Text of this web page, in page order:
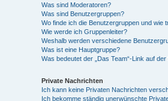
Was sind Moderatoren?
Was sind Benutzergruppen?
Wo finde ich die Benutzergruppen und wie
Wie werde ich Gruppenleiter?
Weshalb werden verschiedene
Was ist eine Hauptgruppe?
Was bedeutet der „Das Team“-Link auf
Private Nachrichten
Ich kann keine Privaten Nachrichten
Ich bekomme ständig unerwünschte